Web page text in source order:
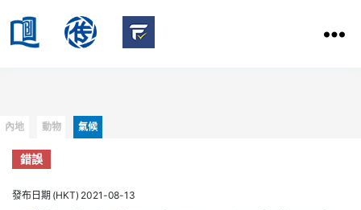
HKBU
of
Communication
Categories
內地 動物 氣候
錯誤
發布日期 (HKT) 2021-08-13